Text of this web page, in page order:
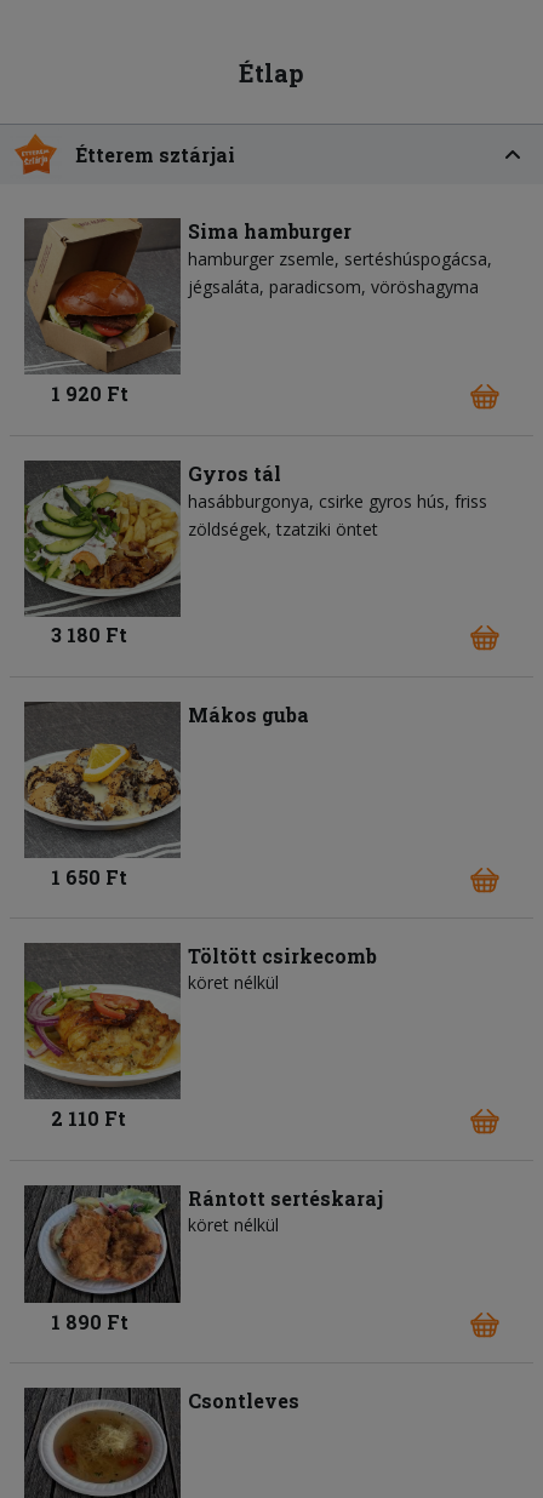
Étlap
Étterem sztárjai
Sima hamburger
hamburger zsemle sertéshúspogácsa
jégsaláta paradicsom vöröshagyma
1 920 Ft
Gyros tál
hasábburgonya csirke gyros hús friss
zöldségek tzatziki öntet
3 180 Ft
Mákos guba
1 650 Ft
Töltött csirkecomb
köret nélkül
2 110 Ft
Rántott sertéskaraj
köret nélkül
1 890 Ft
Csontleves